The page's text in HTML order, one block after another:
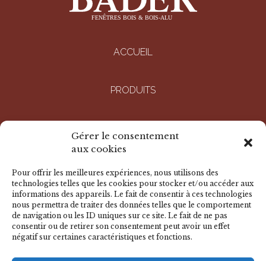
Gérer le consentement
aux cookies
Pour offrir les meilleures expériences, nous utilisons des
technologies telles que les cookies pour stocker et/ou accéder aux
informations des appareils. Le fait de consentir à ces technologies
nous permettra de traiter des données telles que le comportement
de navigation ou les ID uniques sur ce site. Le fait de ne pas
consentir ou de retirer son consentement peut avoir un effet
négatif sur certaines caractéristiques et fonctions.
ACCUEIL
PRODUITS
RÉALISATIONS
DOCUMENTS
NOUS CONTACTER